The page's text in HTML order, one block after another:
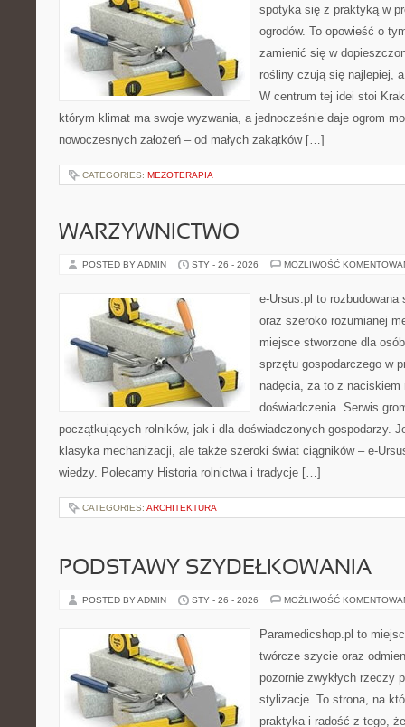
spotyka się z praktyką w
ogrodów. To opowieść o
zamienić się w
rośliny czują się najlepiej,
W centrum tej idei stoi
którym klimat ma swoje wyzwania, a jednocześnie daje ogrom
nowoczesnych założeń – od małych zakątków […]
CATEGORIES: MEZOTERAPIA
WARZYWNICTWO
POSTED BY ADMIN STY - 26 - 2026 MOŻLIWOŚĆ
e-Ursus.pl to rozbudowana
oraz szeroko rozumianej
miejsce stworzone dla
sprzętu gospodarczego w
nadęcia, za to z naciskiem
doświadczenia. Serwis
początkujących rolników, jak i dla doświadczonych gospodarzy.
klasyka mechanizacji, ale także szeroki świat ciągników – e-
wiedzy. Polecamy Historia rolnictwa i tradycje […]
CATEGORIES: ARCHITEKTURA
PODSTAWY SZYDEŁKOWANIA
POSTED BY ADMIN STY - 26 - 2026 MOŻLIWOŚĆ
Paramedicshop.pl to
twórcze szycie oraz
pozornie zwykłych rzeczy
stylizacje. To strona, na
praktyka i radość z tego,